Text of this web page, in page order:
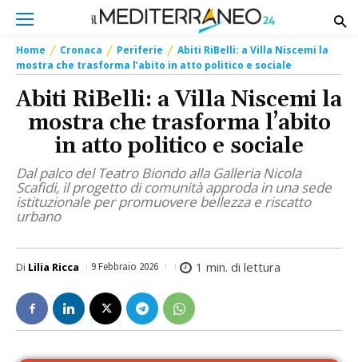
Home Cronaca Periferie
Abiti RiBelli: a Villa Niscemi la
mostra che trasforma l’abito in atto politico e sociale
Abiti RiBelli: a Villa Niscemi la
mostra che trasforma l’abito
in atto politico e sociale
Dal palco del Teatro Biondo alla Galleria Nicola
Scafidi, il progetto di comunità approda in una sede
istituzionale per promuovere bellezza e riscatto
urbano
Di Lilia Ricca 9 Febbraio 2026 1 min. di lettura